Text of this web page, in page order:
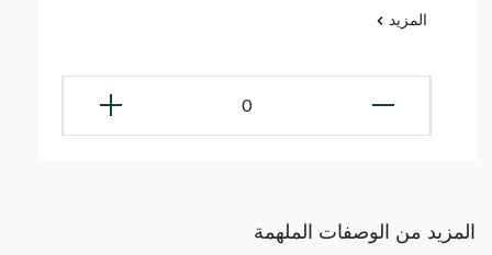
المزيد
0
المزيد من الوصفات الملهمة